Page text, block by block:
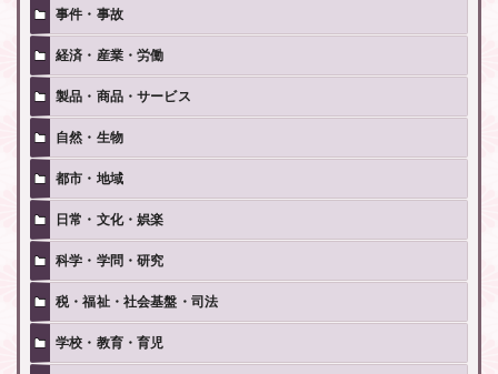
事件・事故
経済・産業・労働
製品・商品・サービス
自然・生物
都市・地域
日常・文化・娯楽
科学・学問・研究
税・福祉・社会基盤・司法
学校・教育・育児